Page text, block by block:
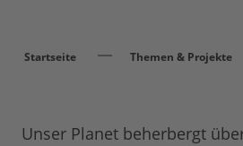
Startseite Themen & Projekte
Unser Planet beherbergt